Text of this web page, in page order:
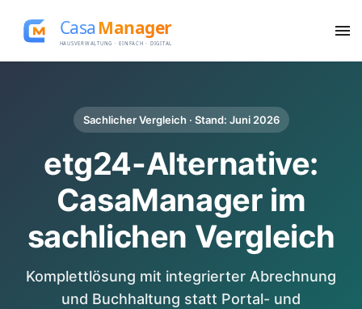
Sachlicher Vergleich · Stand: Juni 2026
etg24-Alternative:
CasaManager im
sachlichen Vergleich
Komplettlösung mit integrierter Abrechnung
und Buchhaltung statt Portal- und